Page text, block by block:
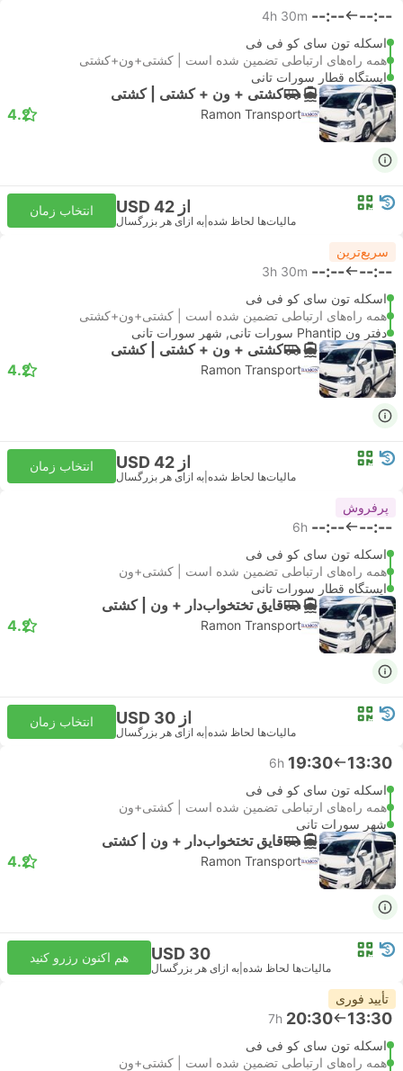
--:--
--:--
4h 30m
اسکله تون سای کو فی فی
همه راه‌های ارتباطی تضمین شده است | کشتی+ون+کشتی
ایستگاه قطار سورات تانی
کشتی + ون +‌ کشتی | کشتی
Ramon Transport
4.2
از USD 42
مالیات‌ها لحاظ شده به ازای هر بزرگسال
انتخاب زمان
سریع‌ترین
--:--
--:--
3h 30m
اسکله تون سای کو فی فی
همه راه‌های ارتباطی تضمین شده است | کشتی+ون+کشتی
دفتر ون Phantip سورات تانی, شهر سورات تانی
کشتی + ون +‌ کشتی | کشتی
Ramon Transport
4.2
از USD 42
مالیات‌ها لحاظ شده به ازای هر بزرگسال
انتخاب زمان
پرفروش
--:--
--:--
6h
اسکله تون سای کو فی فی
همه راه‌های ارتباطی تضمین شده است | کشتی+ون
ایستگاه قطار سورات تانی
قایق تختخواب‌دار + ون | کشتی
Ramon Transport
4.2
از USD 30
مالیات‌ها لحاظ شده به ازای هر بزرگسال
انتخاب زمان
13:30
19:30
6h
اسکله تون سای کو فی فی
همه راه‌های ارتباطی تضمین شده است | کشتی+ون
شهر سورات تانی
قایق تختخواب‌دار + ون | کشتی
Ramon Transport
4.2
USD 30
مالیات‌ها لحاظ شده به ازای هر بزرگسال
هم اکنون رزرو کنید
تأیید فوری
13:30
20:30
7h
اسکله تون سای کو فی فی
همه راه‌های ارتباطی تضمین شده است | کشتی+ون